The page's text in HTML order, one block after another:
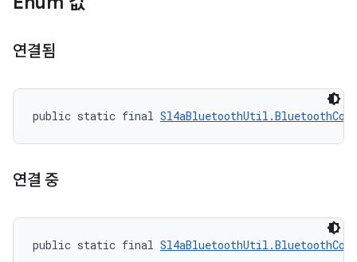
연결됨
public static final
연결 중
public static final